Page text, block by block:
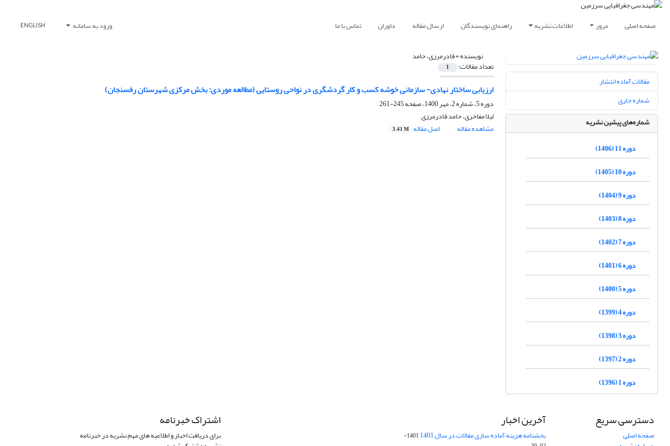
صفحه اصلی مرور اطلاعات نشریه راهنمای نویسندگان ارسال مقاله داوران تماس با ما ورود به سامانه ENGLISH
نویسنده =قادرمرزی، حامد
تعداد مقالات: 1
ارزیابی ساختار نهادی- سازمانی خوشه کسب و کار گردشگری در نواحی روستایی (مطالعه موردی: بخش مرکزی شهرستان رفسنجان)
دوره 5، شماره 2، مهر 1400، صفحه
245-261
لیلا مفاخری، حامد قادرمرزی
مشاهده مقاله
اصل مقاله 3.41 M
مقالات آماده انتشار
شماره جاری
شماره‌های پیشین نشریه
دوره 11 (1406)
دوره 10 (1405)
دوره 9 (1404)
دوره 8 (1403)
دوره 7 (1402)
دوره 6 (1401)
دوره 5 (1400)
دوره 4 (1399)
دوره 3 (1398)
دوره 2 (1397)
دوره 1 (1396)
دسترسی سریع
صفحه اصلی
آخرین اخبار
بخشنامه هزینه آماده سازی مقالات در سال 1401
1401-
اشتراک خبرنامه
برای دریافت اخبار و اطلاعیه های مهم نشریه در خبرنامه